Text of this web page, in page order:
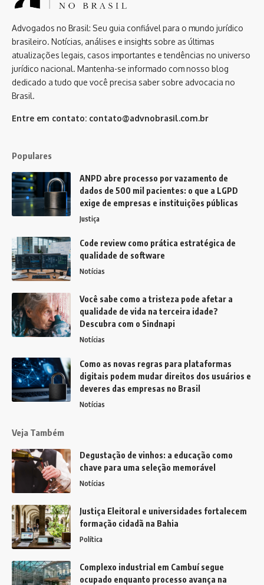
Advogados no Brasil: Seu guia confiável para o mundo jurídico
brasileiro. Notícias, análises e insights sobre as últimas
atualizações legais, casos importantes e tendências no universo
jurídico nacional. Mantenha-se informado com nosso blog
dedicado a tudo que você precisa saber sobre advocacia no
Brasil.
Entre em contato: contato@advnobrasil.com.br
Populares
ANPD abre processo por vazamento de
dados de 500 mil pacientes: o que a LGPD
exige de empresas e instituições públicas
Justiça
Code review como prática estratégica de
qualidade de software
Notícias
Você sabe como a tristeza pode afetar a
qualidade de vida na terceira idade?
Descubra com o Sindnapi
Notícias
Como as novas regras para plataformas
digitais podem mudar direitos dos usuários e
deveres das empresas no Brasil
Notícias
Veja Também
Degustação de vinhos: a educação como
chave para uma seleção memorável
Notícias
Justiça Eleitoral e universidades fortalecem
formação cidadã na Bahia
Política
Complexo industrial em Cambuí segue
ocupado enquanto processo avança na